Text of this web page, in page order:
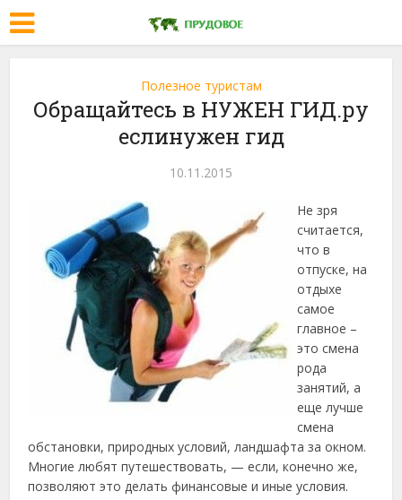
Полезное туристам
Обращайтесь в НУЖЕН ГИД.ру
еслинужен гид
10.11.2015
Не зря
считается,
что в
отпуске, на
отдыхе
самое
главное –
это смена
рода
занятий, а
еще лучше
смена
обстановки, природных условий, ландшафта за окном.
Многие любят путешествовать, — если, конечно же,
позволяют это делать финансовые и иные условия.